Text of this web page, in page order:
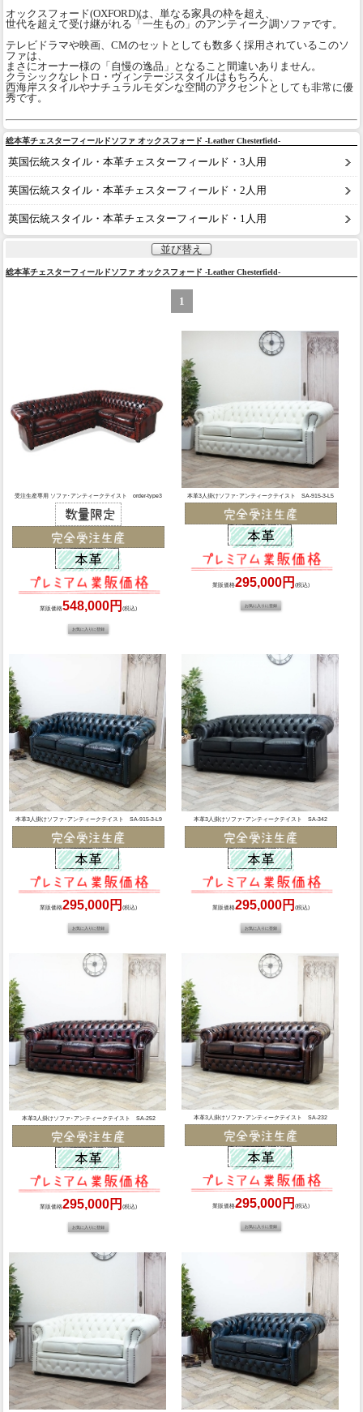
オックスフォード(OXFORD)は、単なる家具の枠を超え、
世代を超えて受け継がれる「一生もの」のアンティーク調ソファです。
テレビドラマや映画、CMのセットとしても数多く採用されているこのソ
ファは、
まさにオーナー様の「自慢の逸品」となること間違いありません。
クラシックなレトロ・ヴィンテージスタイルはもちろん、
西海岸スタイルやナチュラルモダンな空間のアクセントとしても非常に優
秀です。
総本革チェスターフィールドソファ オックスフォード -Leather Chesterfield-
英国伝統スタイル・本革チェスターフィールド・3人用
英国伝統スタイル・本革チェスターフィールド・2人用
英国伝統スタイル・本革チェスターフィールド・1人用
並び替え
総本革チェスターフィールドソファ オックスフォード -Leather Chesterfield-
1
受注生産専用 ソファ･アンティークテイスト order-type3
業販価格548,000円(税込)
本革3人掛けソファ･アンティークテイスト SA-915-3-L5
業販価格295,000円 (税込)
本革3人掛けソファ･アンティークテイスト SA-915-3-L9
業販価格295,000円(税込)
本革3人掛けソファ･アンティークテイスト SA-342
業販価格295,000円 (税込)
本革3人掛けソファ･アンティークテイスト SA-252
業販価格295,000円(税込)
本革3人掛けソファ･アンティークテイスト SA-232
業販価格295,000円 (税込)